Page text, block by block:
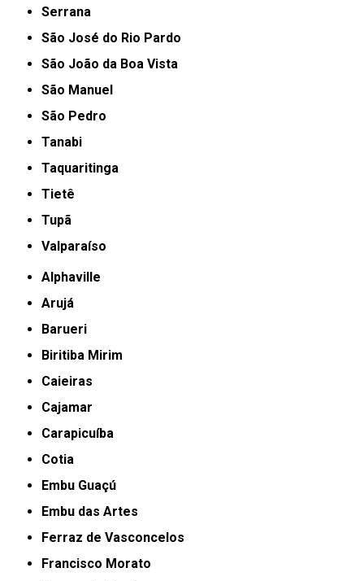
Serrana
São José do Rio Pardo
São João da Boa Vista
São Manuel
São Pedro
Tanabi
Taquaritinga
Tietê
Tupã
Valparaíso
Alphaville
Arujá
Barueri
Biritiba Mirim
Caieiras
Cajamar
Carapicuíba
Cotia
Embu Guaçú
Embu das Artes
Ferraz de Vasconcelos
Francisco Morato